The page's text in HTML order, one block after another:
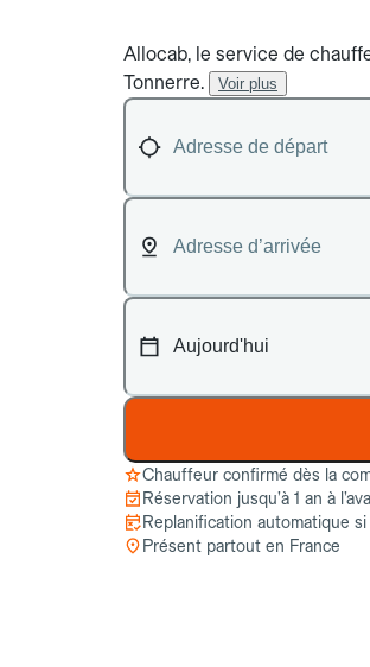
Allocab, le service de
Tonnerre.
Voir plus
Chauffeur confirmé dès la
Réservation jusqu’à 1 an à
Replanification automatique
Présent partout en France